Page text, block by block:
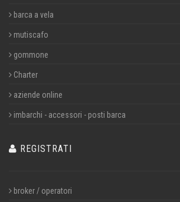
barca a vela
mutiscafo
gommone
Charter
aziende online
imbarchi - accessori - posti barca
REGISTRATI
broker / operatori